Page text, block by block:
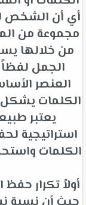
أي أن الشخص
مجموعة من
من خلالها
الجمل لفظاً
العنصر
الكلمات يشكل
يعتبر
استراتيجية
الكلمات
أولاً تكرار